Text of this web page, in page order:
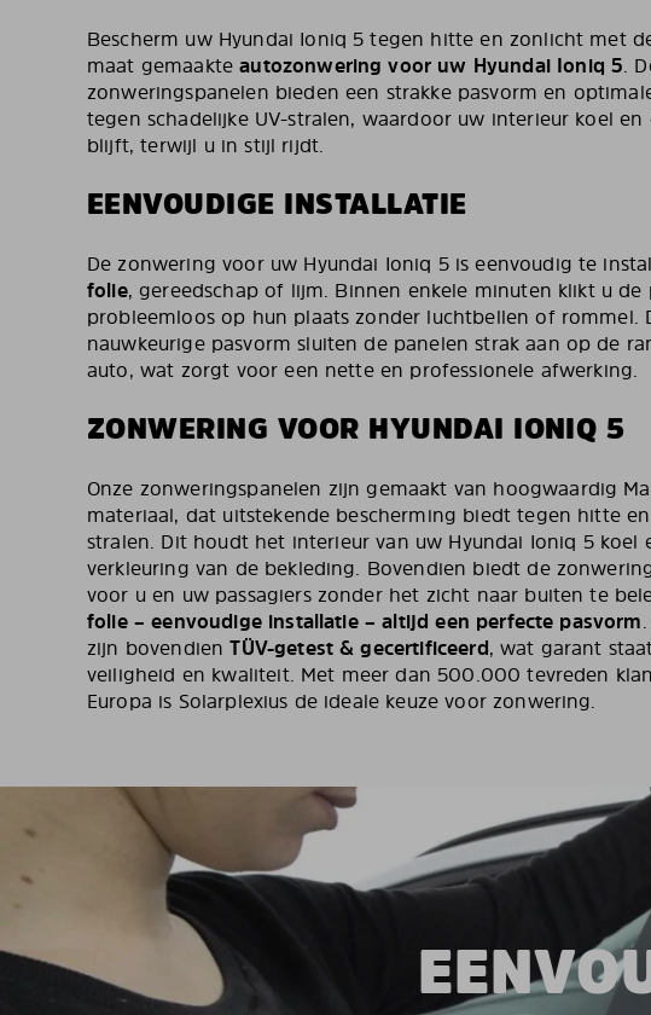
Bescherm uw Hyundai Ioniq 5 tegen hitte en zonlicht met
maat gemaakteautozonwering voor uw Hyundai Ioniq 5.
zonweringspanelen bieden een strakke pasvorm en
tegen schadelijke UV-stralen, waardoor uw interieur koel
blijft, terwijl u in stijl rijdt.
EENVOUDIGE INSTALLATIE
De zonwering voor uw Hyundai Ioniq 5 is eenvoudig te
folie, gereedschap of lijm. Binnen enkele minuten klikt u de
probleemloos op hun plaats zonder luchtbellen of rommel.
nauwkeurige pasvorm sluiten de panelen strak aan op de
auto, wat zorgt voor een nette en professionele afwerking.
ZONWERING VOOR HYUNDAI IONIQ 5
Onze zonweringspanelen zijn gemaakt van hoogwaardig
materiaal, dat uitstekende bescherming biedt tegen hitte
stralen. Dit houdt het interieur van uw Hyundai Ioniq 5 koel
verkleuring van de bekleding. Bovendien biedt de
voor u en uw passagiers zonder het zicht naar buiten te
folie – eenvoudige installatie – altijd een perfecte pasvorm
zijn bovendienTÜV-getest & gecertificeerd, wat garant
veiligheid en kwaliteit. Met meer dan 500.000 tevreden
Europa is Solarplexius de ideale keuze voor zonwering.